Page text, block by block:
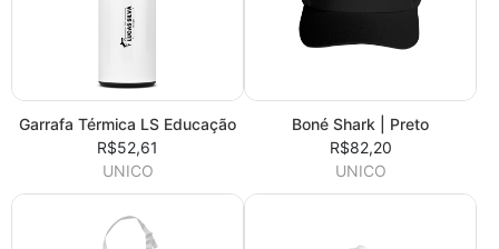
Garrafa Térmica LS Educação
R$52,61
UNICO
Boné Shark | Preto
R$82,20
UNICO